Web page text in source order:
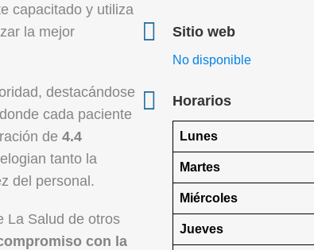
capacitado y utiliza
la mejor
destacándose
cada paciente
de 4.4
tanto la
del personal.
La Salud de otros
con la
Sitio web
No disponible
Horarios
Lunes
Martes
Miércoles
Jueves